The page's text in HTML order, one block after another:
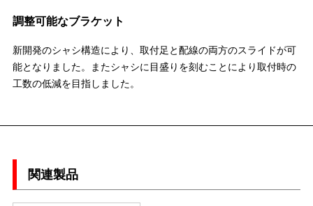
調整可能なブラケット
新開発のシャシ構造により、取付足と配線の両方のスライドが可
能となりました。またシャシに目盛りを刻むことにより取付時の
工数の低減を目指しました。
関連製品